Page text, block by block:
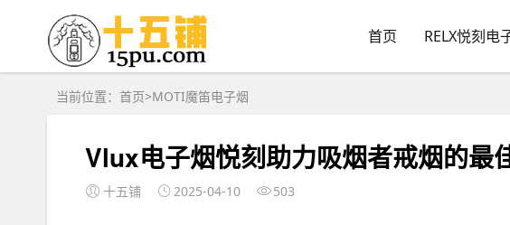
首页 RELX悦刻电
当前位置： 首页>MOTI魔笛电子烟
Vlux电子烟悦刻助力吸烟者戒烟的最
十五铺 2025-04-10 503